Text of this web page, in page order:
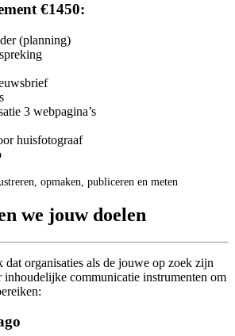
€1450:
(planning)
3 webpagina’s
huisfotograaf
opmaken, publiceren en meten
we jouw doelen
dat organisaties als de jouwe op zoek zijn
inhoudelijke communicatie instrumenten om